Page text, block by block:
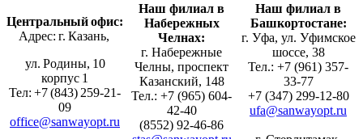
Центральный офис:
Адрес: г. Казань,
ул. Родины, 10
корпус 1
Тел: +7 (843) 259-21-
09
office@sanwayopt.ru
Наш филиал в
Набережных
Челнах:
г. Набережные
Челны, проспект
Казанский, 148
Тел.: +7 (965) 604-
42-40
(8552) 92-46-86
Наш филиал в
Башкортостане:
г. Уфа, ул. Уфимское
шоссе, 38
Тел.: +7 (961) 357-
33-77
+7 (347) 299-12-80
ufa@sanwayopt.ru